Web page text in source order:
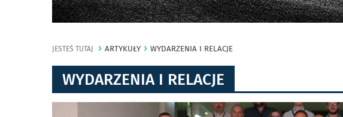
JESTEŚ TUTAJ ARTYKUŁY WYDARZENIA I RELACJE
WYDARZENIA I RELACJE